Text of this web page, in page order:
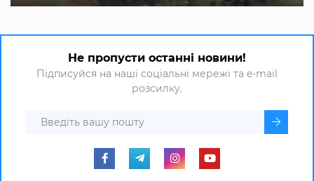
Не пропусти останні новини!
Підписуйся на наші соціальні мережі та e-mail
розсилку.